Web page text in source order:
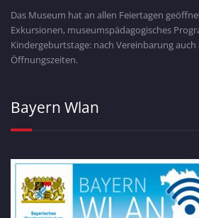
Das Museum hat an allen Feiertagen
Exkursionen, museumspädagogisches
Kindergeburtstage: nach Vereinbarung
Öffnungszeiten.
Bayern Wlan